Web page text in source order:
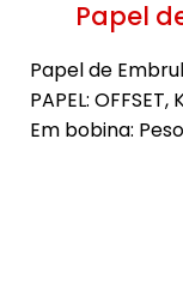
Papel
Papel de
PAPEL: OFFSET,
Em bobina: Peso